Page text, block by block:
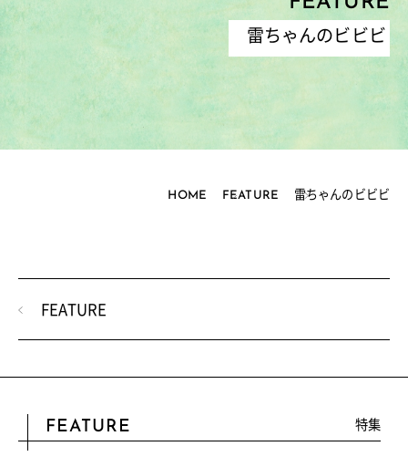
雷ちゃんのビビビ
HOME FEATURE 雷ちゃんのビビビ
FEATURE
FEATURE 特集